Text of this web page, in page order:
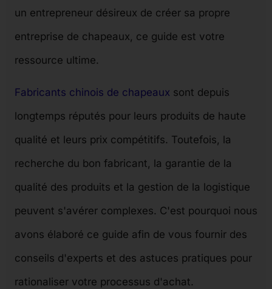
un entrepreneur désireux de créer sa propre
entreprise de chapeaux, ce guide est votre
ressource ultime.
Fabricants chinois de chapeaux sont depuis
longtemps réputés pour leurs produits de haute
qualité et leurs prix compétitifs. Toutefois, la
recherche du bon fabricant, la garantie de la
qualité des produits et la gestion de la logistique
peuvent s'avérer complexes. C'est pourquoi nous
avons élaboré ce guide afin de vous fournir des
conseils d'experts et des astuces pratiques pour
rationaliser votre processus d'achat.